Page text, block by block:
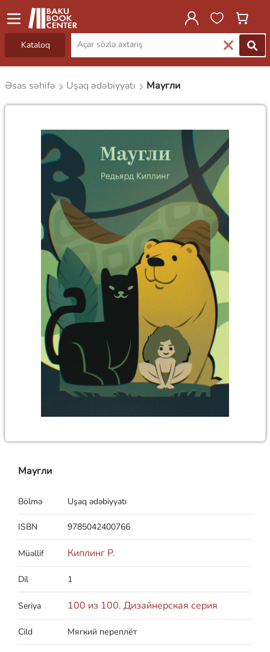
Kataloq
Əsas səhifə Uşaq ədəbiyyatı Маугли
Маугли
Bölmə Uşaq ədəbiyyatı
ISBN 9785042400766
Müəllif Киплинг Р.
Dil 1
Seriya 100 из 100. Дизайнерская серия
Cild Мягкий переплёт